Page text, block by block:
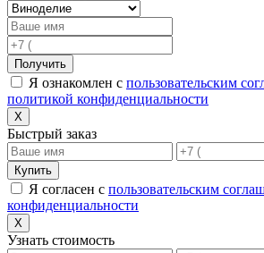
Получить
Я ознакомлен с пользовательским
политикой конфиденциальности
X
Быстрый заказ
Купить
Я согласен с пользовательским
конфиденциальности
X
Узнать стоимость